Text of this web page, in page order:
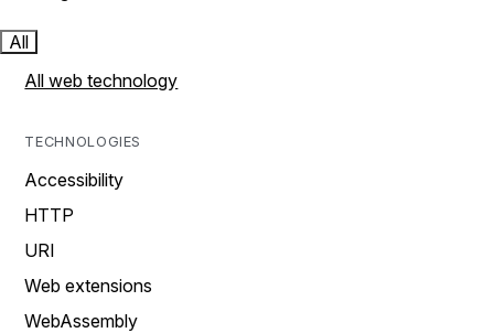
All
All web technology
TECHNOLOGIES
Accessibility
HTTP
URI
Web extensions
WebAssembly